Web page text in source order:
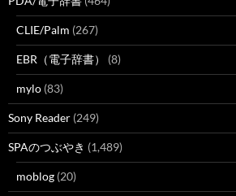
CLIE/Palm (267)
EBR（電子辞書） (8)
mylo (83)
Sony Reader (249)
SPAのつぶやき (1,489)
moblog (20)